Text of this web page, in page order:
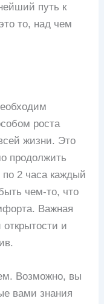
путь к
то, над чем
роста
жизни. Это
продолжить
по 2 часа каждый
чем-то, что
Важная
открытости и
Возможно, вы
вами знания